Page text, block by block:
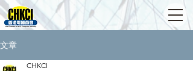
文章
CHKCI